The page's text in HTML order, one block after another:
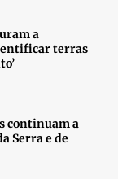
a
terras
continuam a
Serra e de